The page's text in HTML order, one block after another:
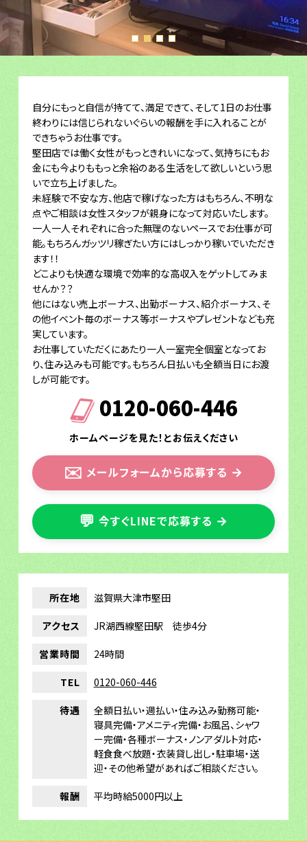
自分にもっと自信が持てて、満足できて、そして1日のお仕事
終わりには信じられないぐらいの報酬を手に入れることが
できちゃうお仕事です。
堅田店では働く女性がもっときれいになって、気持ちにもお
金にも今よりももっと余裕のある生活をして欲しいという思
いで立ち上げました。
未経験で不安な方、他店で稼げなった方はもちろん、不明な
点やご相談は女性スタッフが親身になって対応いたします。
一人一人それぞれに合った無理のないペースでお仕事が可
能。もちろんガッツリ稼ぎたい方にはしっかり稼いでいただき
ます！！
どこよりも快適な環境で効率的な高収入をゲットしてみま
せんか？？
他にはない売上ボーナス、出勤ボーナス、紹介ボーナス、そ
の他イベント毎のボーナス等ボーナスやプレゼントなども充
実しています。
お仕事していただくにあたり一人一室完全個室となってお
り、住み込みも可能です。もちろん日払いも全額当日にお渡
しが可能です。
0120-060-446
ホームページを見た！とお伝えください
✉️ メールフォームから応募する →
💬 今すぐLINEで応募する →
所在地 滋賀県大津市堅田
アクセス JR湖西線堅田駅 徒歩4分
営業時間 24時間
TEL 0120-060-446
待遇
全額日払い・週払い・住み込み勤務可能・
寝具完備・アメニティ完備・お風呂、シャワ
ー完備・各種ボーナス・ノンアダルト対応・
軽食食べ放題・衣装貸し出し・駐車場・送
迎・その他希望があればご相談ください。
報酬 平均時給5000円以上